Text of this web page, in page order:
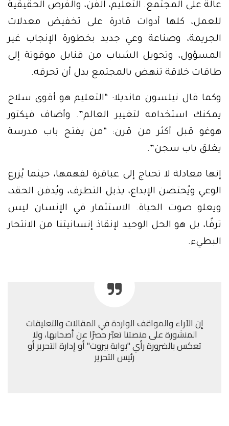
عالة على المجتمع. التعليم، الفن، والفرص الحقيقية
للعمل، كلها أدوات قادرة على تخفيض معدلات
الجريمة، وصناعة وعي جديد بخطورة الإنجاب غير
المسؤول، وتحويل الشباب من قنابل موقوتة إلى
طاقات خلاقة تنهض بالمجتمع بدل أن تحرقه.
وكما قال نيلسون مانديلا: “التعليم هو أقوى سلاح
يمكنك استخدامه لتغيير العالم”. وأضاف فيكتور
هوغو قبل أكثر من قرن: “من يفتح باب مدرسة
يغلق باب سجن”.
إنها معادلة لا تحتاج إلى عباقرة لفهمها، حيثما يُزرع
الوعي ويُحتضن الإبداع، يذبل التطرف، ويُدفن الحقد،
ويعلو صوت الحياة. الاستثمار في الإنسان ليس
ترفًا، بل هو الحل الوحيد لإنقاذ إنسانيتنا من الانتحار
البطيء.
إن الآراء والمواقف الواردة في المقالات والتعليقات
المنشورة على منصتنا تعبّر حصرًا عن أصحابها، ولا
تعكس بالضرورة رأي "بوابة بيروت" أو إدارة التحرير أو
رئيس التحرير